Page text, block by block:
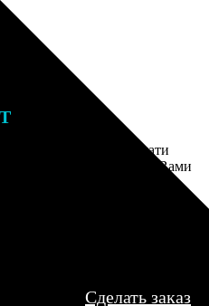
заказа к печати
могут связаться с Вами
Сделать заказ